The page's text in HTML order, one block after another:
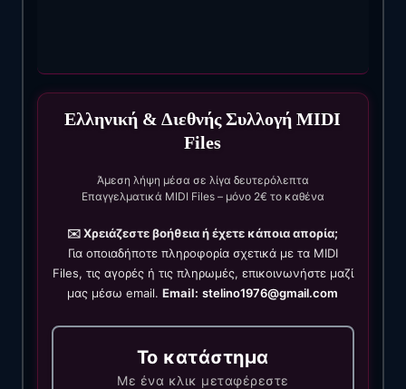
Ελληνική & Διεθνής Συλλογή MIDI
Files
Άμεση λήψη μέσα σε λίγα δευτερόλεπτα
Επαγγελματικά MIDI Files – μόνο 2€ το καθένα
✉️ Χρειάζεστε βοήθεια ή έχετε κάποια απορία;
Για οποιαδήποτε πληροφορία σχετικά με τα MIDI
Files, τις αγορές ή τις πληρωμές, επικοινωνήστε μαζί
μας μέσω email.Email: stelino1976@gmail.com
Το κατάστημα
Με ένα κλικ μεταφέρεστε